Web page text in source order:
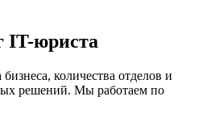
IT-юриста
количества отделов и
решений. Мы работаем по